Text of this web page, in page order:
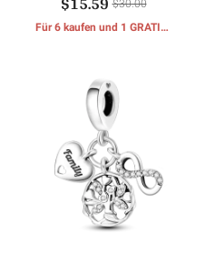
$30.00
Für 6 kaufen und 1 GRATIS-